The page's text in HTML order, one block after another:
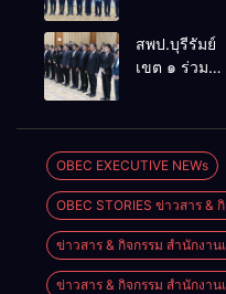
ประชุม
สัมมนาทาง
นำการศึกษา
ไทยสู่อนาคต”
ประจำเขต
ตรวจราชการ
ที่ 13
สพป.บุรีรัมย์
เขต ๑ ร่วม
นำการศึกษา
ไทยสู่อนาคต”
เขตตรวจ
ราชการที่ ๑๓
OBEC EXECUTIVE NEWs
OBEC STORIES ข่าวสาร &
ข่าวสาร & กิจกรรม สำนักงา
ข่าวสาร & กิจกรรม สำนักงา